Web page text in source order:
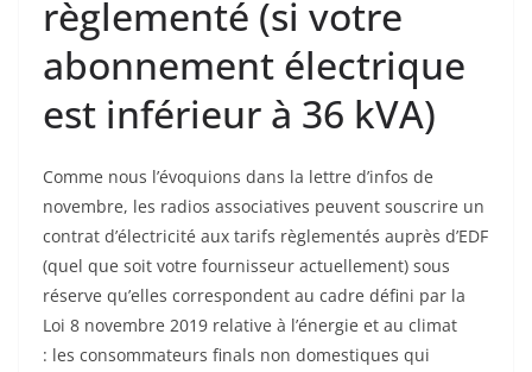
règlementé (si votre
abonnement électrique
est inférieur à 36 kVA)
Comme nous l’évoquions dans la lettre d’infos de
novembre, les radios associatives peuvent souscrire un
contrat d’électricité aux tarifs règlementés auprès d’EDF
(quel que soit votre fournisseur actuellement) sous
réserve qu’elles correspondent au cadre défini par la
Loi 8 novembre 2019 relative à l’énergie et au climat
: les consommateurs finals non domestiques qui